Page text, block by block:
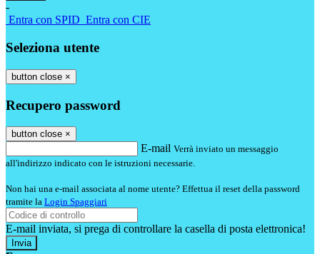
-
Entra con SPID Entra con CIE
Seleziona utente
button close ×
Recupero password
button close ×
E-mail Verrà inviato un messaggio
all'indirizzo indicato con le istruzioni necessarie.
Non hai una e-mail associata al nome utente? Effettua il reset della password
tramite la Login Spaggiari
E-mail inviata, si prega di controllare la casella di posta elettronica!